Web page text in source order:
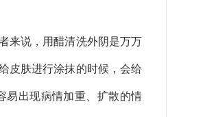
来说，用醋清洗外阴是万万
皮肤进行涂抹的时候，会给
易出现病情加重、扩散的情